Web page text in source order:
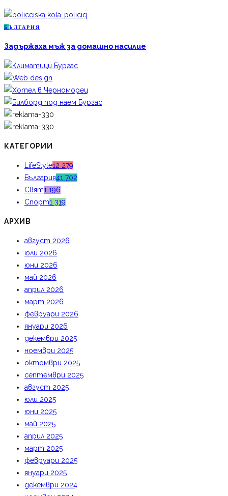
Б ЪЛГАРИЯ
Задържаха мъж за домашно насилие
КАТЕГОРИИ
LifeStyle12 279
България41 702
Свят1 196
Спорт1 319
АРХИВ
август 2026
юли 2026
юни 2026
май 2026
април 2026
март 2026
февруари 2026
януари 2026
декември 2025
ноември 2025
октомври 2025
септември 2025
август 2025
юли 2025
юни 2025
май 2025
април 2025
март 2025
февруари 2025
януари 2025
декември 2024